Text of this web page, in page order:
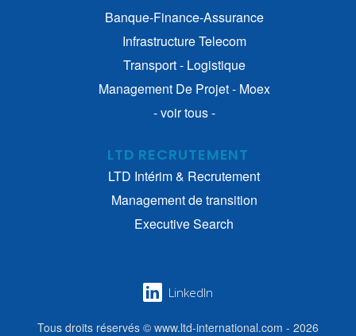
Banque-Finance-Assurance
Infrastructure Telecom
Transport - Logistique
Management De Projet - Moex
- voir tous -
LTD RECRUTEMENT
LTD Intérim & Recrutement
Management de transition
Executive Search
LinkedIn
Tous droits réservés © www.ltd-international.com - 2026